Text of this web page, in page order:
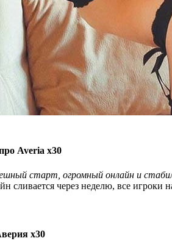
Averia x30
старт, огромный онлайн и
сливается через неделю, все
х30